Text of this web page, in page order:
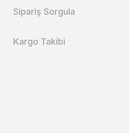
Sipariş Sorgula
Kargo Takibi